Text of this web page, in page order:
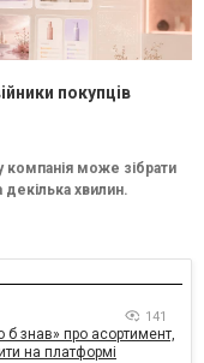
покупців
компанія може зібрати
декілька хвилин.
141
б знав» про асортимент,
на платформі